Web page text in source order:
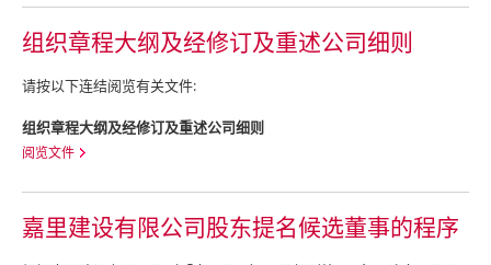
组织章程大纲及经修订及重述公司细则
请按以下连结阅览有关文件:
组织章程大纲及经修订及重述公司细则
阅览文件
嘉里建设有限公司股东提名候选董事的程序